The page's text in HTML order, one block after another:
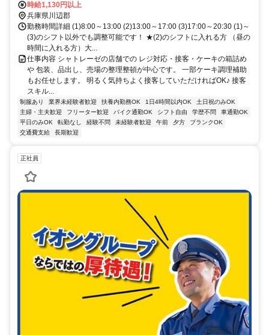
時給1,130円以上
兵庫県川辺郡
勤務時間詳細 (1)8:00～13:00 (2)13:00～17:00 (3)17:00～20:30 (1)～
(3)のシフト以外でも調整可能です！ ★(2)のシフトに入れる方 （昼の
時間に入れる方）大...
仕事内容 シャトレーゼの店舗での レジ対応・接客・ケーキの箱詰め
や 包装、品出し、売場の整理整頓が中心です。 一部ケーキ調理補助
もお任せします。 明るく気持ちよく接客していただければOK♪ 接客
スキル...
制服あり 業界未経験者歓迎 扶養内勤務OK 1日4時間以内OK
土日祝のみOK
主婦・主夫歓迎
フリーター歓迎 バイク通勤OK シフト自由 学歴不問
車通勤OK
平日のみOK
転勤なし 経験不問 未経験者歓迎 午前 夕方
ブランクOK
交通費支給
長期歓迎
正社員